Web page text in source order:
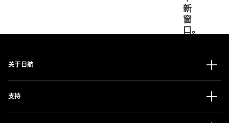
关于日航
支持